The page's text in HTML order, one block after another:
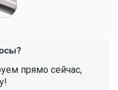
прямо сейчас,